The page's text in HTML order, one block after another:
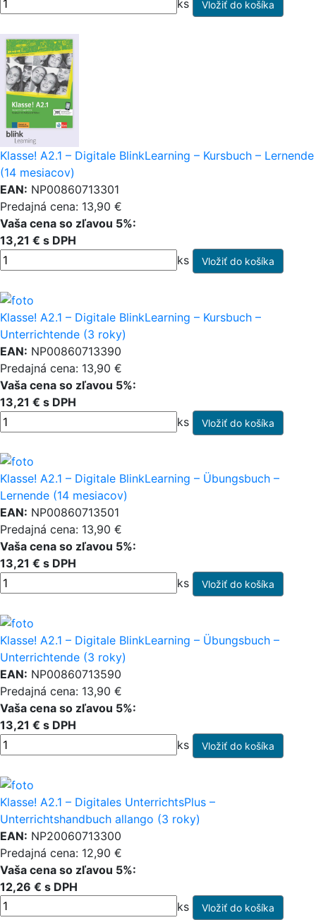
ks
Klasse! A2.1 – Digitale BlinkLearning – Kursbuch – Lernende
(14 mesiacov)
EAN: NP00860713301
Predajná cena: 13,90 €
Vaša cena so zľavou 5%:
13,21 € s DPH
ks
Klasse! A2.1 – Digitale BlinkLearning – Kursbuch –
Unterrichtende (3 roky)
EAN: NP00860713390
Predajná cena: 13,90 €
Vaša cena so zľavou 5%:
13,21 € s DPH
ks
Klasse! A2.1 – Digitale BlinkLearning – Übungsbuch –
Lernende (14 mesiacov)
EAN: NP00860713501
Predajná cena: 13,90 €
Vaša cena so zľavou 5%:
13,21 € s DPH
ks
Klasse! A2.1 – Digitale BlinkLearning – Übungsbuch –
Unterrichtende (3 roky)
EAN: NP00860713590
Predajná cena: 13,90 €
Vaša cena so zľavou 5%:
13,21 € s DPH
ks
Klasse! A2.1 – Digitales UnterrichtsPlus –
Unterrichtshandbuch allango (3 roky)
EAN: NP20060713300
Predajná cena: 12,90 €
Vaša cena so zľavou 5%:
12,26 € s DPH
ks